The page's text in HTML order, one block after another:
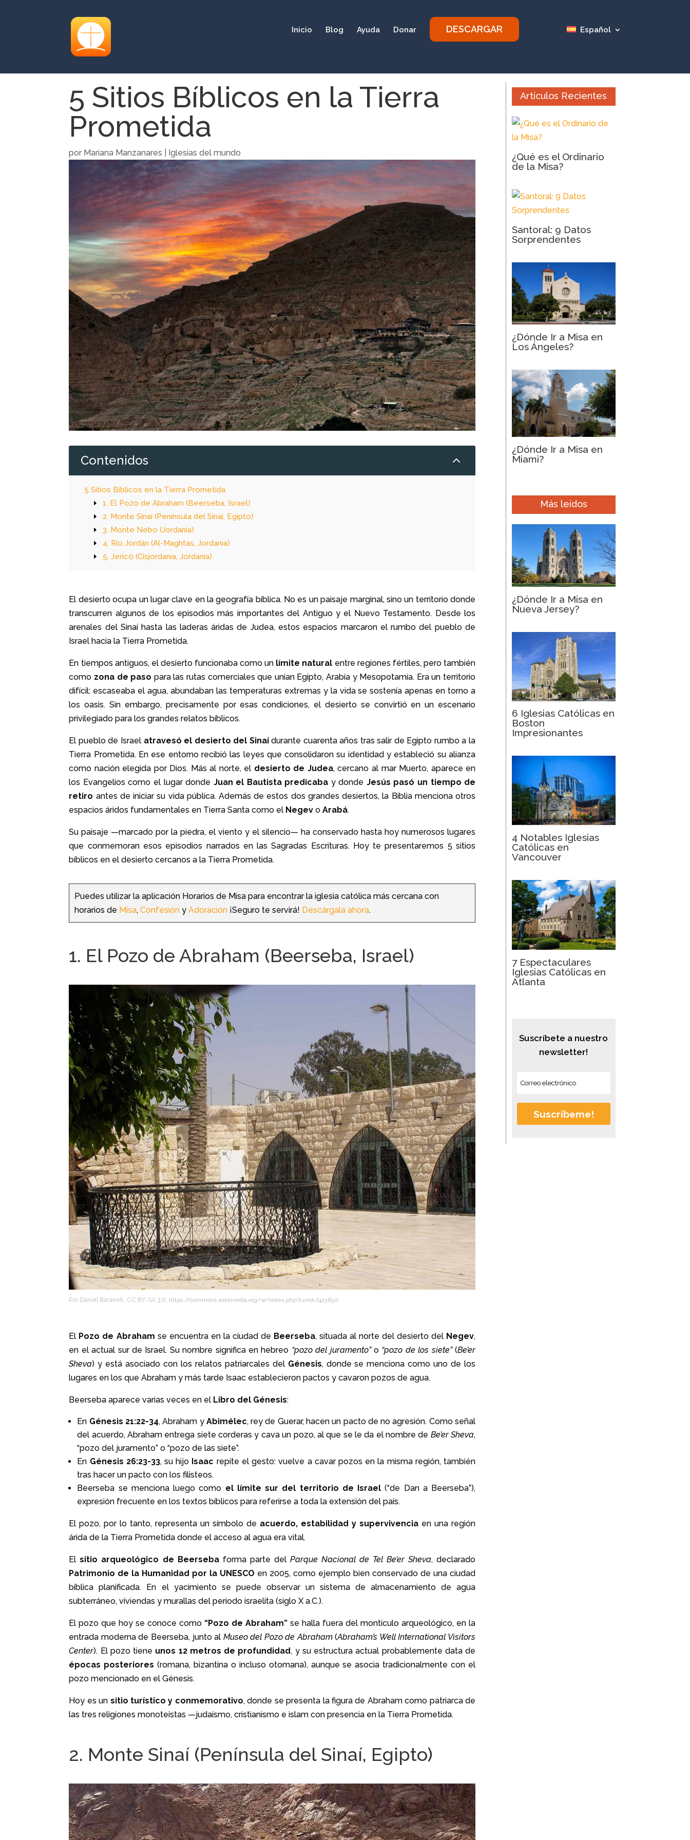
Inicio Blog Ayuda Donar DESCARGAR Español
5 Sitios Bíblicos en la Tierra
Prometida
por Mariana Manzanares Iglesias del mundo
Contenidos 2
5 Sitios Bíblicos en la Tierra Prometida
1. El Pozo de Abraham (Beerseba, Israel)
2. Monte Sinaí (Península del Sinaí, Egipto)
3. Monte Nebo (Jordania)
4. Río Jordán (Al-Maghtas, Jordania)
5. Jericó (Cisjordania, Jordania)
El desierto ocupa un lugar clave en la geografía bíblica. No es un paisaje marginal, sino un territorio donde
transcurren algunos de los episodios más importantes del Antiguo y el Nuevo Testamento. Desde los
arenales del Sinaí hasta las laderas áridas de Judea, estos espacios marcaron el rumbo del pueblo de
Israel hacia la Tierra Prometida.
En tiempos antiguos, el desierto funcionaba como un límite natural entre regiones fértiles, pero también
como zona de paso para las rutas comerciales que unían Egipto, Arabia y Mesopotamia. Era un territorio
difícil: escaseaba el agua, abundaban las temperaturas extremas y la vida se sostenía apenas en torno a
los oasis. Sin embargo, precisamente por esas condiciones, el desierto se convirtió en un escenario
privilegiado para los grandes relatos bíblicos.
El pueblo de Israel atravesó el desierto del Sinaídurante cuarenta años tras salir de Egipto rumbo a la
Tierra Prometida. En ese entorno recibió las leyes que consolidaron su identidad y estableció su alianza
como nación elegida por Dios. Más al norte, el desierto de Judea, cercano al mar Muerto, aparece en
los Evangelios como el lugar donde Juan el Bautista predicaba y donde Jesús pasó un tiempo de
retiro antes de iniciar su vida pública. Además de estos dos grandes desiertos, la Biblia menciona otros
espacios áridos fundamentales en Tierra Santa como el Negev oArabá.
Su paisaje —marcado por la piedra, el viento y el silencio— ha conservado hasta hoy numerosos lugares
que conmemoran esos episodios narrados en las Sagradas Escrituras. Hoy te presentaremos 5 sitios
bíblicos en el desierto cercanos a la Tierra Prometida.
Puedes utilizar la aplicación Horarios de Misa para encontrar la iglesia católica más cercana con
horarios de Misa,Confesión yAdoración ¡Seguro te servirá! Descárgala ahora.
1. El Pozo de Abraham (Beerseba, Israel)
Por Daniel Baránek, CC BY-SA 3.0, https://commons.wikimedia.org/w/index.php?curid=7423650
El Pozo de Abraham se encuentra en la ciudad de Beerseba, situada al norte del desierto del Negev,
en el actual sur de Israel. Su nombre significa en hebreo “pozo del juramento”o “pozo de los siete”(Be’er
Sheva) y está asociado con los relatos patriarcales del Génesis, donde se menciona como uno de los
lugares en los que Abraham y más tarde Isaac establecieron pactos y cavaron pozos de agua.
Beerseba aparece varias veces en el Libro del Génesis:
En Génesis 21:22-34, Abraham y Abimélec, rey de Guerar, hacen un pacto de no agresión. Como señal
del acuerdo, Abraham entrega siete corderas y cava un pozo, al que se le da el nombre de Be’er Sheva,
“pozo del juramento” o “pozo de las siete”.
En Génesis 26:23-33, su hijo Isaac repite el gesto: vuelve a cavar pozos en la misma región, también
tras hacer un pacto con los filisteos.
Beerseba se menciona luego como el límite sur del territorio de Israel (“de Dan a Beerseba”),
expresión frecuente en los textos bíblicos para referirse a toda la extensión del país.
El pozo, por lo tanto, representa un símbolo de acuerdo, estabilidad y supervivencia en una región
árida de la Tierra Prometida donde el acceso al agua era vital.
Elsitio arqueológico de Beersebaforma parte del Parque Nacional de Tel Be’er Sheva, declarado
Patrimonio de la Humanidad por la UNESCO en 2005, como ejemplo bien conservado de una ciudad
bíblica planificada. En el yacimiento se puede observar un sistema de almacenamiento de agua
subterráneo, viviendas y murallas del período israelita (siglo X a.C.).
El pozo que hoy se conoce como “Pozo de Abraham” se halla fuera del montículo arqueológico, en la
entrada moderna de Beerseba, junto al Museo del Pozo de Abraham(Abraham’s Well International Visitors
Center). El pozo tiene unos 12 metros de profundidad, y su estructura actual probablemente data de
épocas posteriores (romana, bizantina o incluso otomana), aunque se asocia tradicionalmente con el
pozo mencionado en el Génesis.
Hoy es un sitio turístico y conmemorativo, donde se presenta la figura de Abraham como patriarca de
las tres religiones monoteístas —judaísmo, cristianismo e islam con presencia en la Tierra Prometida.
2. Monte Sinaí (Península del Sinaí, Egipto)
Artículos Recientes
¿Qué es el Ordinario
de la Misa?
Santoral: 9 Datos
Sorprendentes
¿Dónde Ir a Misa en
Los Ángeles?
¿Dónde Ir a Misa en
Miami?
Más leídos
¿Dónde Ir a Misa en
Nueva Jersey?
6 Iglesias Católicas en
Boston
Impresionantes
4 Notables Iglesias
Católicas en
Vancouver
7 Espectaculares
Iglesias Católicas en
Atlanta
Suscríbete a nuestro
newsletter!
Suscríbeme!